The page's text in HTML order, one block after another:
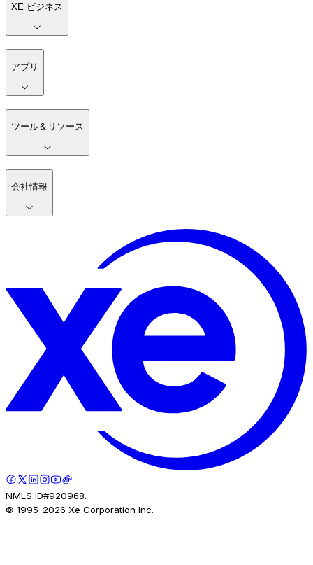
XE ビジネス
アプリ
ツール＆リソース
会社情報
NMLS ID#920968.
© 1995-2026 Xe Corporation Inc.